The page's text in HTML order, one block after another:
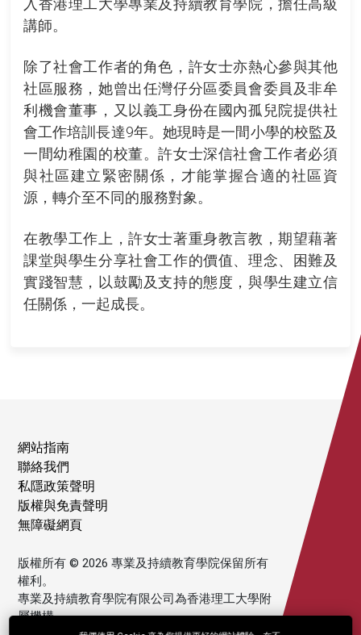
講師。
除了社會工作者的角色，許女士亦熱心參與其他
社區服務，她曾出任灣仔分區委員會委員及非牟
利機會董事，又以義工身份在國內孤兒院提供社
會工作培訓長達9年。她現時是一間小學的校監及
一間幼稚園的校董。許女士深信社會工作者必須
與社區建立緊密關係，才能掌握合適的社區資
源，轉介至不同的服務對象。
在教學工作上，許女士著重身教言教，期望藉著
課堂與學生分享社會工作的價值、理念、困難及
實踐智慧，以鼓勵及支持的態度，與學生建立信
任關係，一起成長。
網站指南
聯絡我們
私隱政策聲明
版權與免責聲明
無障礙網頁
版權所有 © 2026 專業及持續教育學院保留所有
權利。
專業及持續教育學院有限公司為香港理工大學附
屬機構。